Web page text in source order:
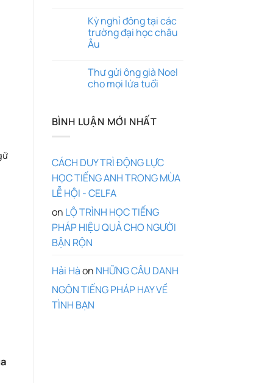
Kỳ nghỉ đông tại các
trường đại học châu
Âu
Thư gửi ông già Noel
cho mọi lứa tuổi
BÌNH LUẬN MỚI NHẤT
CÁCH DUY TRÌ ĐỘNG LỰC
HỌC TIẾNG ANH TRONG MÙA
LỄ HỘI - CELFA
on LỘ TRÌNH HỌC TIẾNG
PHÁP HIỆU QUẢ CHO NGƯỜI
BẬN RỘN
Hải Hàon NHỮNG CÂU DANH
NGÔN TIẾNG PHÁP HAY VỀ
TÌNH BẠN